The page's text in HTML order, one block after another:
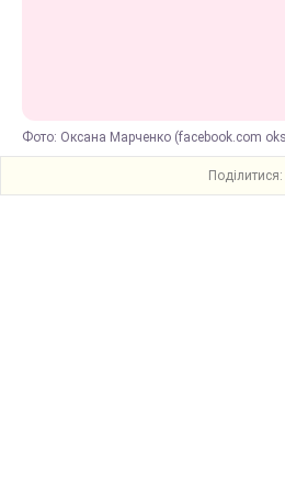
Фото: Оксана Марченко (facebook.com
Поділитися: